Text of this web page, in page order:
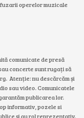
operelor muzicale
comunicate de presă
concerte sunt rugați să
Atenție: nu descărcăm și
sau video. Comunicatele
publicarea lor.
informativ, pozele si
și au rol reprezentativ.